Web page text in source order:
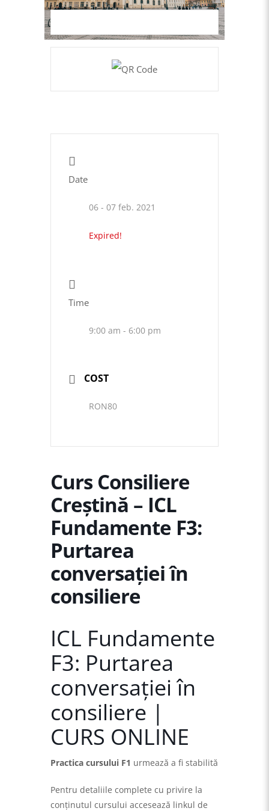
Date
06 - 07 feb. 2021
Expired!
Time
9:00 am - 6:00 pm
COST
RON80
Curs Consiliere
Creştină – ICL
Fundamente F3:
Purtarea
conversației în
consiliere
ICL Fundamente
F3: Purtarea
conversației în
consiliere |
CURS ONLINE
Practica cursului F1 urmează a fi stabilită
Pentru detaliile complete cu privire la
conţinutul cursului accesează linkul de